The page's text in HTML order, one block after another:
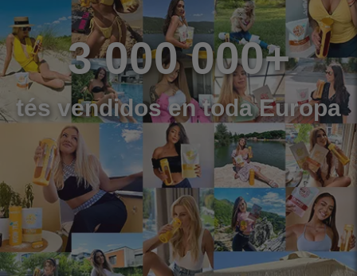
3 000 000+
tés vendidos en toda Europa